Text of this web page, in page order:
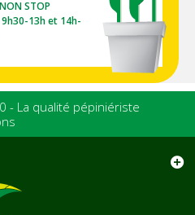
STOP
13h et 14h-
- La qualité pépiniériste